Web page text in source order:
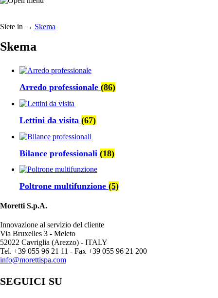
Siete in → Skema
Skema
Arredo professionale (86)
Lettini da visita (67)
Bilance professionali (18)
Poltrone multifunzione (5)
Moretti S.p.A.
Innovazione al servizio del cliente
Via Bruxelles 3 - Meleto
52022 Cavriglia (Arezzo) - ITALY
Tel. +39 055 96 21 11 - Fax +39 055 96 21 200
info@morettispa.com
SEGUICI SU